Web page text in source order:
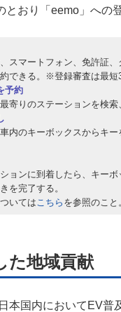
おり「eemo」への
スマートフォン、免許証、
できる。※登録審査は最短
予約
寄りのステーションを検索
内のキーボックスからキ
ョンに到着したら、キー
を完了する。
いてはこちら を参照のこと
た地域貢献
本国内においてEV